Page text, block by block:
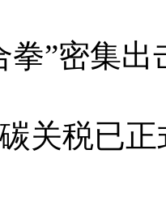
拳”密集
关税已